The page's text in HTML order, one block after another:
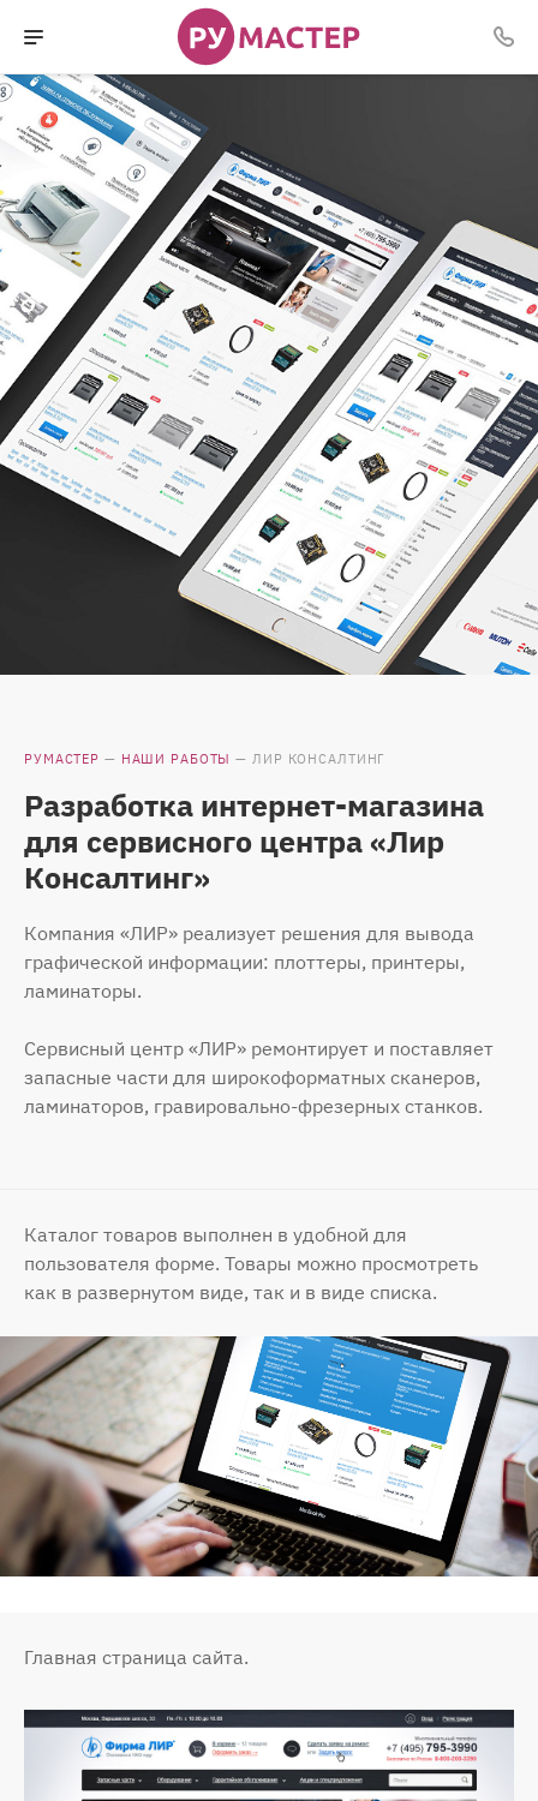
РУМАСТЕР — НАШИ РАБОТЫ —ЛИР КОНСАЛТИНГ
Разработка интернет-магазина
для сервисного центра «Лир
Консалтинг»
Компания «ЛИР» реализует решения для вывода
графической информации: плоттеры, принтеры,
ламинаторы.
Сервисный центр «ЛИР» ремонтирует и поставляет
запасные части для широкоформатных сканеров,
ламинаторов, гравировально-фрезерных станков.
Каталог товаров выполнен в удобной для
пользователя форме. Товары можно просмотреть
как в развернутом виде, так и в виде списка.
Главная страница сайта.